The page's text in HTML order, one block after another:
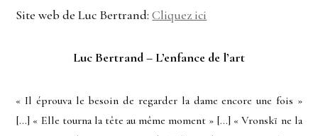
Site web de Luc Bertrand:Cliquez ici
Luc Bertrand – L’enfance de l’art
« Il éprouva le besoin de regarder la dame encore une fois »
[…] « Elle tourna la tête au même moment » […] « Vronskï ne la